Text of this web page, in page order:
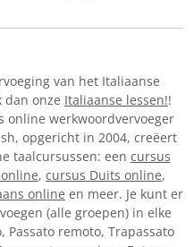
van het Italiaanse
dan onze Italiaanse lessen!!
online werkwoordvervoeger
opgericht in 2004, creëert
taalcursussen: een cursus
, cursus Duits online,
online en meer. Je kunt er
(alle groepen) in elke
remoto, Trapassato